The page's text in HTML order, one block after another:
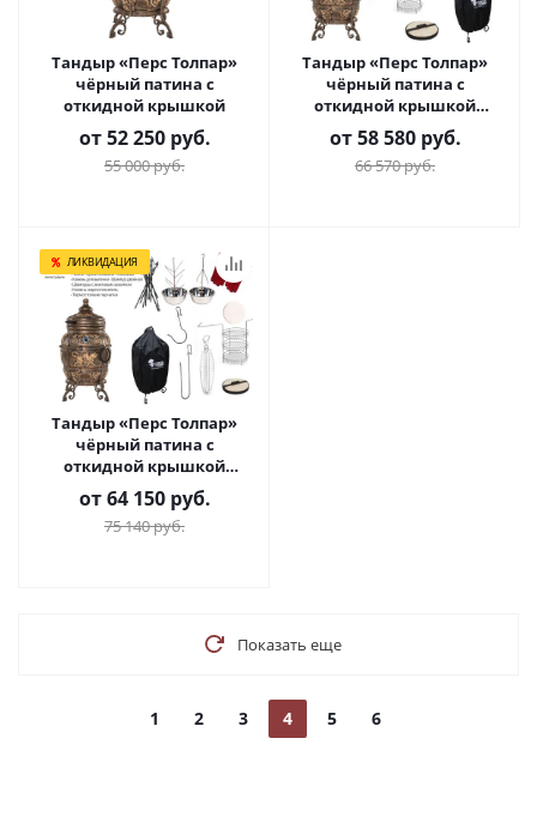
Тандыр «Перс Толпар»
чёрный патина с
откидной крышкой
от52 250 руб.
55 000 руб.
Тандыр «Перс Толпар»
чёрный патина с
откидной крышкой
Комплект Практичный
от58 580 руб.
66 570 руб.
ЛИКВИДАЦИЯ
Тандыр «Перс Толпар»
чёрный патина с
откидной крышкой
Комплект Гурман
от64 150 руб.
75 140 руб.
Показать еще
1 2 3 4 5 6